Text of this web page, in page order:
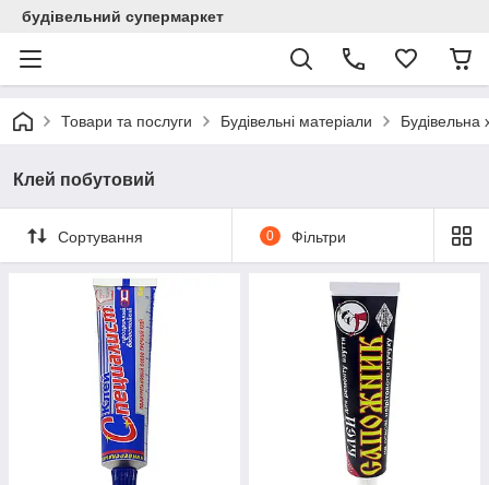
будівельний супермаркет
Товари та послуги Будівельні матеріали Будівельна
Клей побутовий
Сортування 0 Фільтри